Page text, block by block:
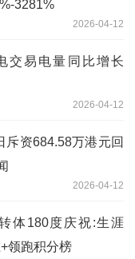
3281%
2026-04-12
交易电量同比增长
2026-04-12
斥资684.58万港元回
2026-04-12
体180度庆祝:生涯
领跑积分榜